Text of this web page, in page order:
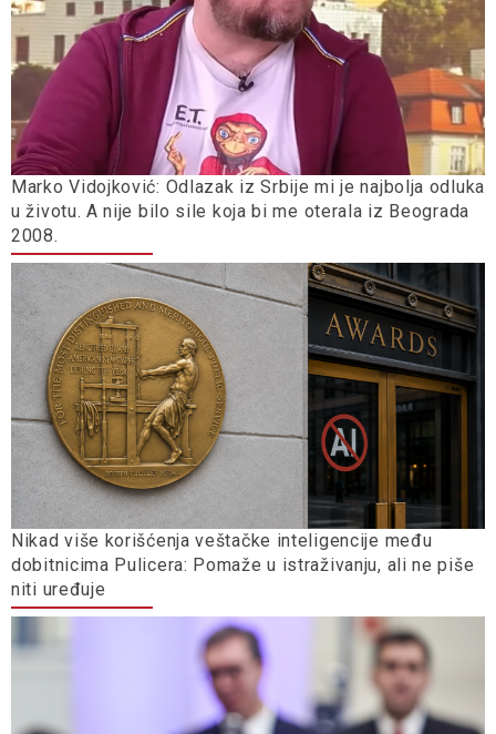
Marko Vidojković: Odlazak iz Srbije mi je najbolja odluka
u životu. A nije bilo sile koja bi me oterala iz Beograda
2008.
Nikad više korišćenja veštačke inteligencije među
dobitnicima Pulicera: Pomaže u istraživanju, ali ne piše
niti uređuje